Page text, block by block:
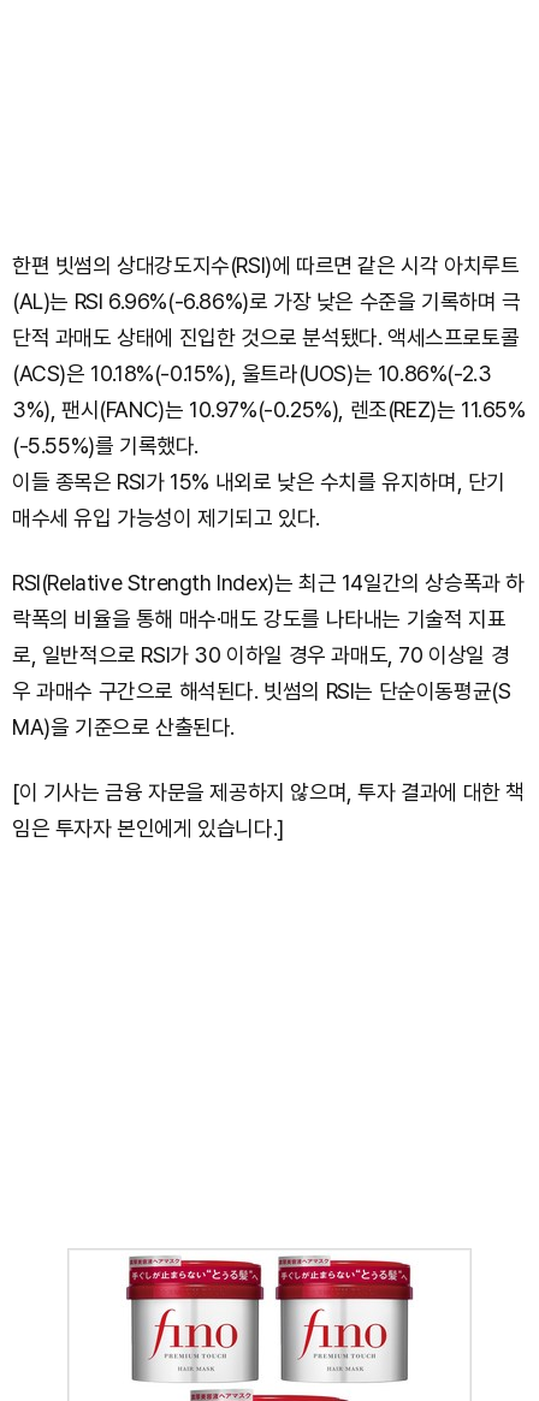
한편 빗썸의 상대강도지수(RSI)에 따르면 같은 시각 아치루트
(AL)는 RSI 6.96%(-6.86%)로 가장 낮은 수준을 기록하며 극
단적 과매도 상태에 진입한 것으로 분석됐다. 액세스프로토콜
(ACS)은 10.18%(-0.15%), 울트라(UOS)는 10.86%(-2.3
3%), 팬시(FANC)는 10.97%(-0.25%), 렌조(REZ)는 11.65%
(-5.55%)를 기록했다.
이들 종목은 RSI가 15% 내외로 낮은 수치를 유지하며, 단기
매수세 유입 가능성이 제기되고 있다.
RSI(Relative Strength Index)는 최근 14일간의 상승폭과 하
락폭의 비율을 통해 매수·매도 강도를 나타내는 기술적 지표
로, 일반적으로 RSI가 30 이하일 경우 과매도, 70 이상일 경
우 과매수 구간으로 해석된다. 빗썸의 RSI는 단순이동평균(S
MA)을 기준으로 산출된다.
[이 기사는 금융 자문을 제공하지 않으며, 투자 결과에 대한 책
임은 투자자 본인에게 있습니다.]